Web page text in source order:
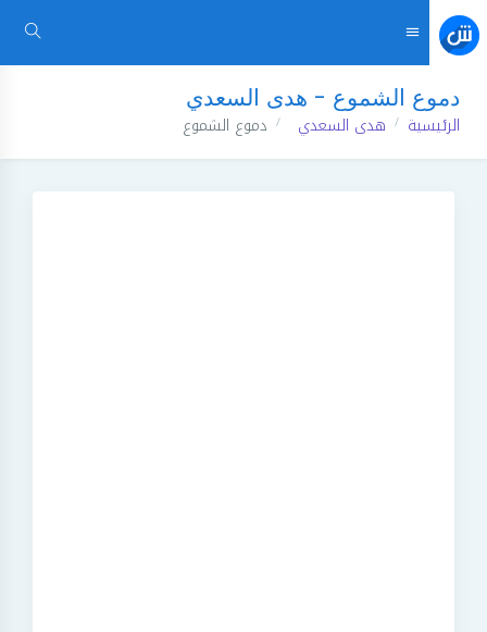
دموع الشموع - هدى السعدي
الرئيسية هدى السعدي دموع الشموع